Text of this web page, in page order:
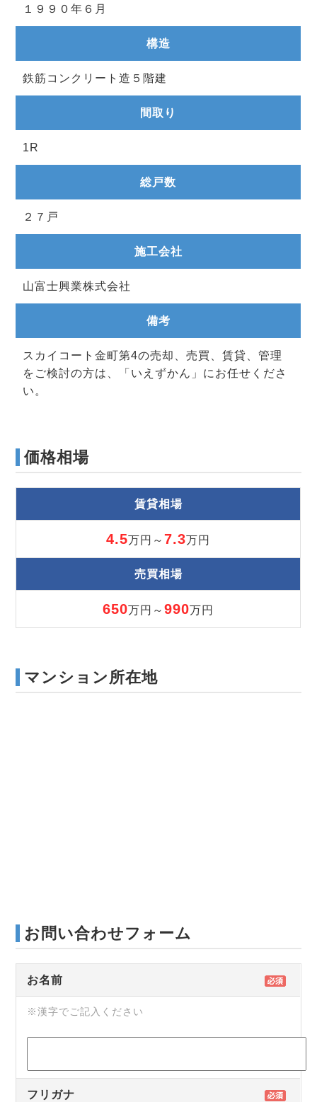
１９９０年６月
構造
鉄筋コンクリート造５階建
間取り
1R
総戸数
２７戸
施工会社
山富士興業株式会社
備考
スカイコート金町第4の売却、売買、賃貸、管理
をご検討の方は、「いえずかん」にお任せくださ
い。
価格相場
賃貸相場
4.5万円～ 7.3万円
売買相場
650万円～990万円
マンション所在地
お問い合わせフォーム
お名前
※漢字でご記入ください
フリガナ